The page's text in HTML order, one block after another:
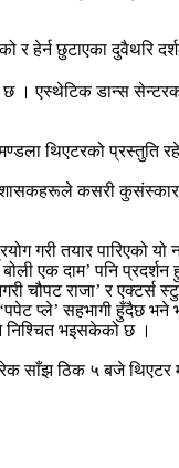
हेर्न छुटाएका दुवैथरि
। एस्थेटिक डान्स
थिएटरको प्रस्तुति
कसरी कुसंस्कार
गरी तयार पारिएको
एक दाम’ पनि प्रदर्शन
चौपट राजा’ र एक्टर्स
प्ले’ सहभागी हुँदैछ भने
निश्चित भइसकेको छ ।
हरेक साँझ ठिक ५ बजे